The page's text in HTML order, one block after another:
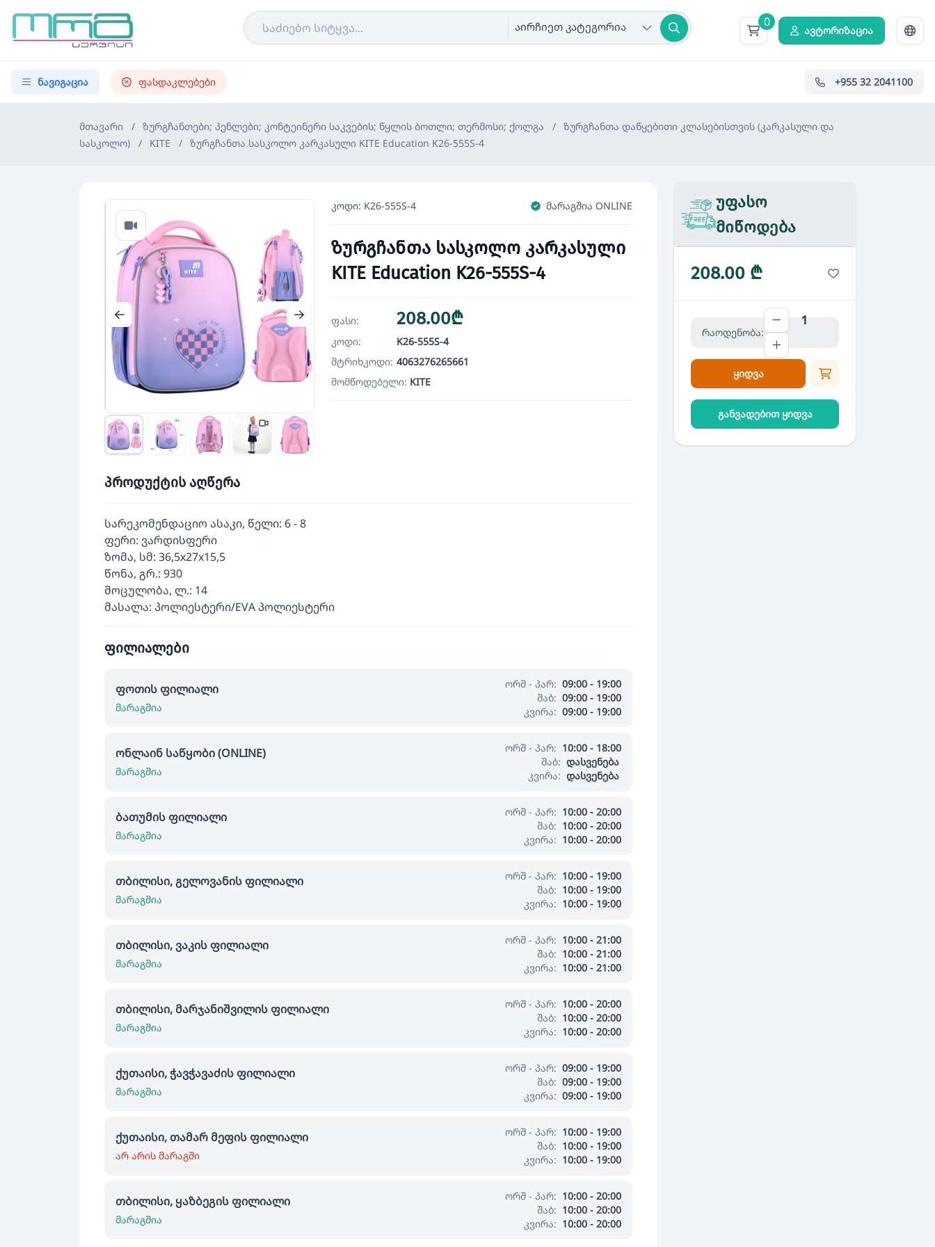
აირჩიეთ კატეგორია 0
ავტორიზაცია
ნავიგაცია ფასდაკლებები +955 32 2041100
მთავარი / ზურგჩანთები; პენლები; კონტეინერი საკვების; წყლის ბოთლი; თერმოსი; ქოლგა /
ზურგჩანთა დაწყებითი კლასებისთვის (კარკასული და
სასკოლო)
/ KITE / ზურგჩანთა სასკოლო კარკასული KITE Education K26-555S-4
კოდი: K26-555S-4 მარაგშია ONLINE
ზურგჩანთა სასკოლო კარკასული
KITE Education K26-555S-4
ფასი: 208.00₾
კოდი:
K26-555S-4
შტრიხკოდი: 4063276265661
მომწოდებელი: KITE
პროდუქტის აღწერა
სარეკომენდაციო ასაკი, წელი: 6 - 8
ფერი: ვარდისფერი
ზომა, სმ: 36,5x27x15,5
წონა, გრ.: 930
მოცულობა, ლ.: 14
მასალა: პოლიესტერი/EVA პოლიესტერი
ფილიალები
ფოთის ფილიალი
მარაგშია
ორშ - პარ: 09:00 - 19:00
შაბ: 09:00 - 19:00
კვირა: 09:00 - 19:00
ონლაინ საწყობი (ONLINE)
მარაგშია
ორშ - პარ: 10:00 - 18:00
შაბ: დასვენება
კვირა: დასვენება
ბათუმის ფილიალი
მარაგშია
ორშ - პარ: 10:00 - 20:00
შაბ: 10:00 - 20:00
კვირა: 10:00 - 20:00
თბილისი, გელოვანის ფილიალი
მარაგშია
ორშ - პარ: 10:00 - 19:00
შაბ: 10:00 - 19:00
კვირა: 10:00 - 19:00
თბილისი, ვაკის ფილიალი
მარაგშია
ორშ - პარ: 10:00 - 21:00
შაბ: 10:00 - 21:00
კვირა: 10:00 - 21:00
თბილისი, მარჯანიშვილის ფილიალი
მარაგშია
ორშ - პარ: 10:00 - 20:00
შაბ: 10:00 - 20:00
კვირა: 10:00 - 20:00
ქუთაისი, ჭავჭავაძის ფილიალი
მარაგშია
ორშ - პარ: 09:00 - 19:00
შაბ: 09:00 - 19:00
კვირა: 09:00 - 19:00
ქუთაისი, თამარ მეფის ფილიალი
არ არის მარაგში
ორშ - პარ: 10:00 - 19:00
შაბ: 10:00 - 19:00
კვირა: 10:00 - 19:00
თბილისი, ყაზბეგის ფილიალი
მარაგშია
ორშ - პარ: 10:00 - 20:00
შაბ: 10:00 - 20:00
კვირა: 10:00 - 20:00
უფასო
მიწოდება
208.00 ₾
რაოდენობა:
ყიდვა
განვადებით ყიდვა